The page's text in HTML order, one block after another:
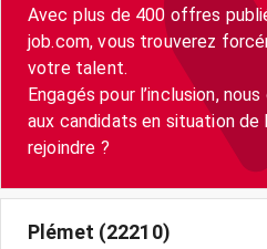
Avec plus de 400 offres
job.com, vous trouverez
votre talent.
Engagés pour l’inclusion,
aux candidats en situation de
Plémet (22210)